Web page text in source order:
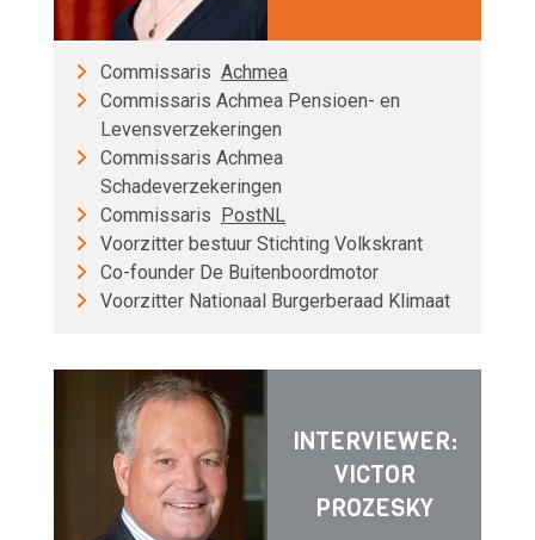
Commissaris Achmea
Commissaris Achmea Pensioen- en
Levensverzekeringen
Commissaris Achmea
Schadeverzekeringen
Commissaris PostNL
Voorzitter bestuur Stichting Volkskrant
Co-founder De Buitenboordmotor
Voorzitter Nationaal Burgerberaad Klimaat
INTERVIEWER:
VICTOR
PROZESKY